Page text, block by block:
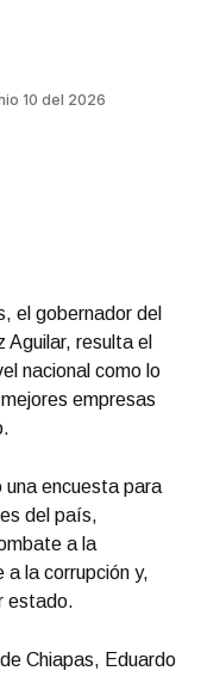
10 del 2026
el gobernador del
resulta el
nacional como lo
empresas
encuesta para
del país,
a la
la corrupción y,
estado.
Chiapas, Eduardo